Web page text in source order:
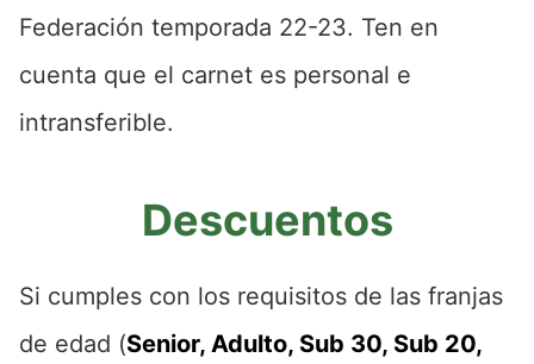
Federación temporada 22-23. Ten en
cuenta que el carnet es personal e
intransferible.
Descuentos
Si cumples con los requisitos de las franjas
de edad (Senior, Adulto, Sub 30, Sub 20,